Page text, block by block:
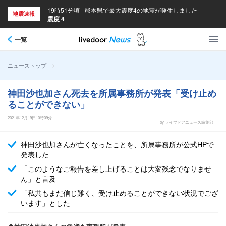
地震速報 19時51分頃 熊本県で最大震度4の地震が発生しました
震度 4
一覧
ニューストップ >
神田沙也加さん死去を所属事務所が発表「受け止め
ることができない」
2021年12月19日10時09分
by ライブドアニュース編集部
神田沙也加さんが亡くなったことを、所属事務所が公式HPで
発表した
「このようなご報告を差し上げることは大変残念でなりませ
ん」と言及
「私共もまだ信じ難く、受け止めることができない状況でござ
います」とした